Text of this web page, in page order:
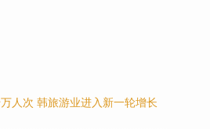
人次 韩旅游业进入新一轮增长